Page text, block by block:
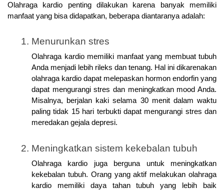
Olahraga kardio penting dilakukan karena banyak memiliki
manfaat yang bisa didapatkan, beberapa diantaranya adalah:
Menurunkan stres
Olahraga kardio memiliki manfaat yang membuat tubuh
Anda menjadi lebih rileks dan tenang. Hal ini dikarenakan
olahraga kardio dapat melepaskan hormon endorfin yang
dapat mengurangi stres dan meningkatkan mood Anda.
Misalnya, berjalan kaki selama 30 menit dalam waktu
paling tidak 15 hari terbukti dapat mengurangi stres dan
meredakan gejala depresi.
Meningkatkan sistem kekebalan tubuh
Olahraga kardio juga berguna untuk meningkatkan
kekebalan tubuh. Orang yang aktif melakukan olahraga
kardio memiliki daya tahan tubuh yang lebih baik